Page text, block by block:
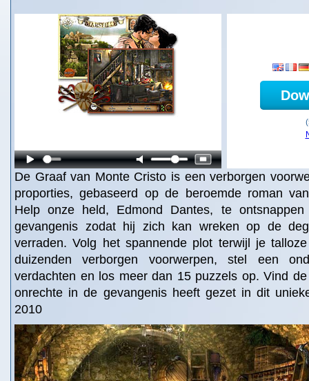
De Graaf van Monte Cristo is een verborgen
proporties, gebaseerd op de beroemde roman
Help onze held, Edmond Dantes, te
gevangenis zodat hij zich kan wreken op de
verraden. Volg het spannende plot terwijl je
duizenden verborgen voorwerpen, stel een
verdachten en los meer dan 15 puzzels op. Vind
onrechte in de gevangenis heeft gezet in dit
2010